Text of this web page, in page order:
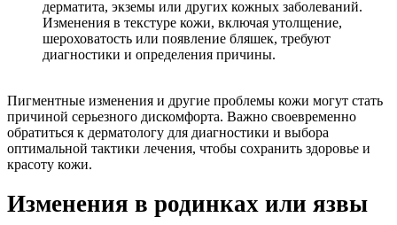
дерматита, экземы или других кожных заболеваний.
Изменения в текстуре кожи, включая утолщение,
шероховатость или появление бляшек, требуют
диагностики и определения причины.
Пигментные изменения и другие проблемы кожи могут стать
причиной серьезного дискомфорта. Важно своевременно
обратиться к дерматологу для диагностики и выбора
оптимальной тактики лечения, чтобы сохранить здоровье и
красоту кожи.
Изменения в родинках или язвы